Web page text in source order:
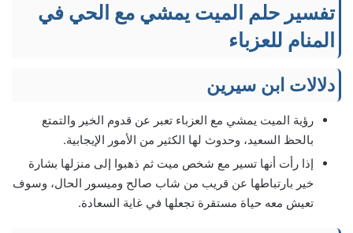
تفسير حلم الميت يمشي مع الحي في
المنام للعزباء
دلالات ابن سيرين
رؤية الميت يمشي مع العزباء تعبر عن قدوم الخير والتمتع
بالحظ السعيد، وحدوث لها الكثير من الأمور الإيجابية.
إذا رأت أنها تسير مع شخص ميت ثم ذهبوا إلى منزلها بشارة
خير بارتباطها عن قريب من شاب صالح وميسور الحال، وسوف
تعيش معه حياة مستقرة تجعلها في غاية السعادة.